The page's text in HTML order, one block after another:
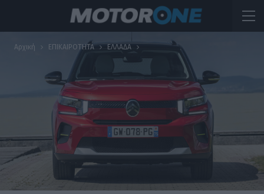
Αρχική ΕΠΙΚΑΙΡΟΤΗΤΑ ΕΛΛΑΔΑ